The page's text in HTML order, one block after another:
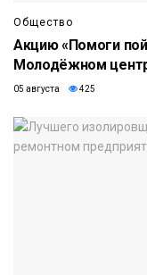
Общество
Акцию «Помоги
Молодёжном
05 августа 425